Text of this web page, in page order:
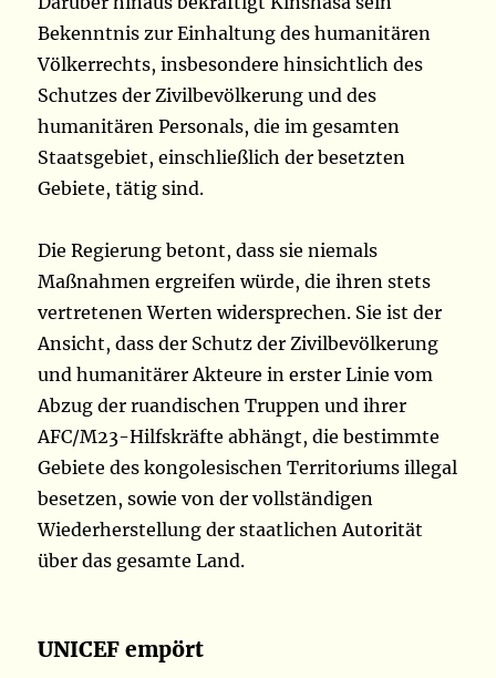
Bekenntnis zur Einhaltung des humanitären
Völkerrechts, insbesondere hinsichtlich des
Schutzes der Zivilbevölkerung und des
humanitären Personals, die im gesamten
Staatsgebiet, einschließlich der besetzten
Gebiete, tätig sind.
Die Regierung betont, dass sie niemals
Maßnahmen ergreifen würde, die ihren stets
vertretenen Werten widersprechen. Sie ist der
Ansicht, dass der Schutz der Zivilbevölkerung
und humanitärer Akteure in erster Linie vom
Abzug der ruandischen Truppen und ihrer
AFC/M23-Hilfskräfte abhängt, die bestimmte
Gebiete des kongolesischen Territoriums illegal
besetzen, sowie von der vollständigen
Wiederherstellung der staatlichen Autorität
über das gesamte Land.
UNICEF empört